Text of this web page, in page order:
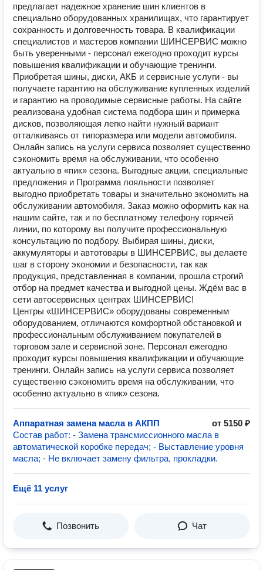
предлагает надежное хранение шин клиентов в
специально оборудованных хранилищах, что гарантирует
сохранность и долговечность товара. В квалификации
специалистов и мастеров компании ШИНСЕРВИС можно
быть уверенными - персонал ежегодно проходит курсы
повышения квалификации и обучающие тренинги.
Приобретая шины, диски, АКБ и сервисные услуги - вы
получаете гарантию на обслуживание купленных изделий
и гарантию на проводимые сервисные работы. На сайте
реализована удобная система подбора шин и примерка
дисков, позволяющая легко найти нужный вариант
отталкиваясь от типоразмера или модели автомобиля.
Онлайн запись на услуги сервиса позволяет существенно
сэкономить время на обслуживании, что особенно
актуально в «пик» сезона. Выгодные акции, специальные
предложения и Программа лояльности позволяет
выгодно приобретать товары и значительно экономить на
обслуживании автомобиля. Заказ можно оформить как на
нашим сайте, так и по бесплатному телефону горячей
линии, по которому вы получите профессиональную
консультацию по подбору. Выбирая шины, диски,
аккумуляторы и автотовары в ШИНСЕРВИС, вы делаете
шаг в сторону экономии и безопасности, так как
продукция, представленная в компании, прошла строгий
отбор на предмет качества и выгодной цены. Ждём вас в
сети автосервисных центрах ШИНСЕРВИС!
Центры «ШИНСЕРВИС» оборудованы современным
оборудованием, отличаются комфортной обстановкой и
профессиональным обслуживанием покупателей в
торговом зале и сервисной зоне. Персонал ежегодно
проходит курсы повышения квалификации и обучающие
тренинги. Онлайн запись на услуги сервиса позволяет
существенно сэкономить время на обслуживании, что
особенно актуально в «пик» сезона.
Аппаратная замена масла в АКПП
от 5150 ₽
Состав работ: - Замена трансмиссионного масла в
автоматической коробке передач; - Выставление уровня
масла; - Не включает замену фильтра, прокладки.
Ещё 11 услуг
Позвонить Чат